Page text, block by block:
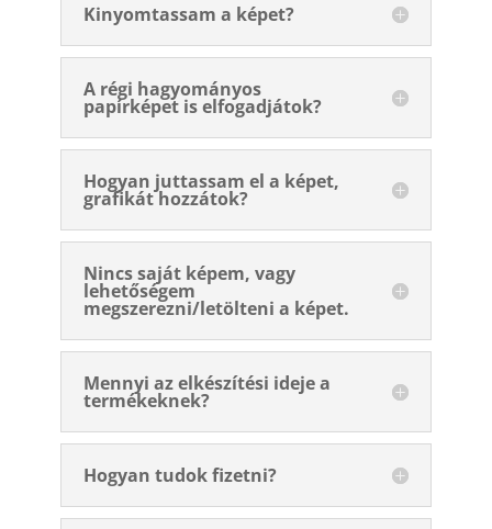
Kinyomtassam a képet?
A régi hagyományos
papírképet is elfogadjátok?
Hogyan juttassam el a képet,
grafikát hozzátok?
Nincs saját képem, vagy
lehetőségem
megszerezni/letölteni a képet.
Mennyi az elkészítési ideje a
termékeknek?
Hogyan tudok fizetni?